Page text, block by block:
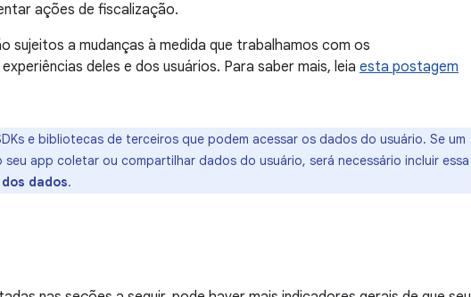
ações de fiscalização.
sujeitos a mudanças à medida que trabalhamos com os
deles e dos usuários. Para saber mais, leia esta postagem
e bibliotecas de terceiros que podem acessar os dados do usuário. Se um
app coletar ou compartilhar dados do usuário, será necessário incluir essa
dados.